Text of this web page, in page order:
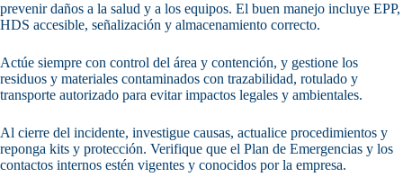
prevenir daños a la salud y a los equipos. El buen manejo incluye EPP,
HDS accesible, señalización y almacenamiento correcto.
Actúe siempre con control del área y contención, y gestione los
residuos y materiales contaminados con trazabilidad, rotulado y
transporte autorizado para evitar impactos legales y ambientales.
Al cierre del incidente, investigue causas, actualice procedimientos y
reponga kits y protección. Verifique que el Plan de Emergencias y los
contactos internos estén vigentes y conocidos por la empresa.